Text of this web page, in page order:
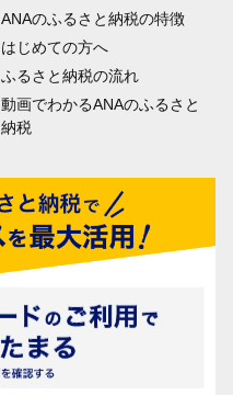
ANAのふるさと納税の特徴
はじめての方へ
ふるさと納税の流れ
動画でわかるANAのふるさと
納税